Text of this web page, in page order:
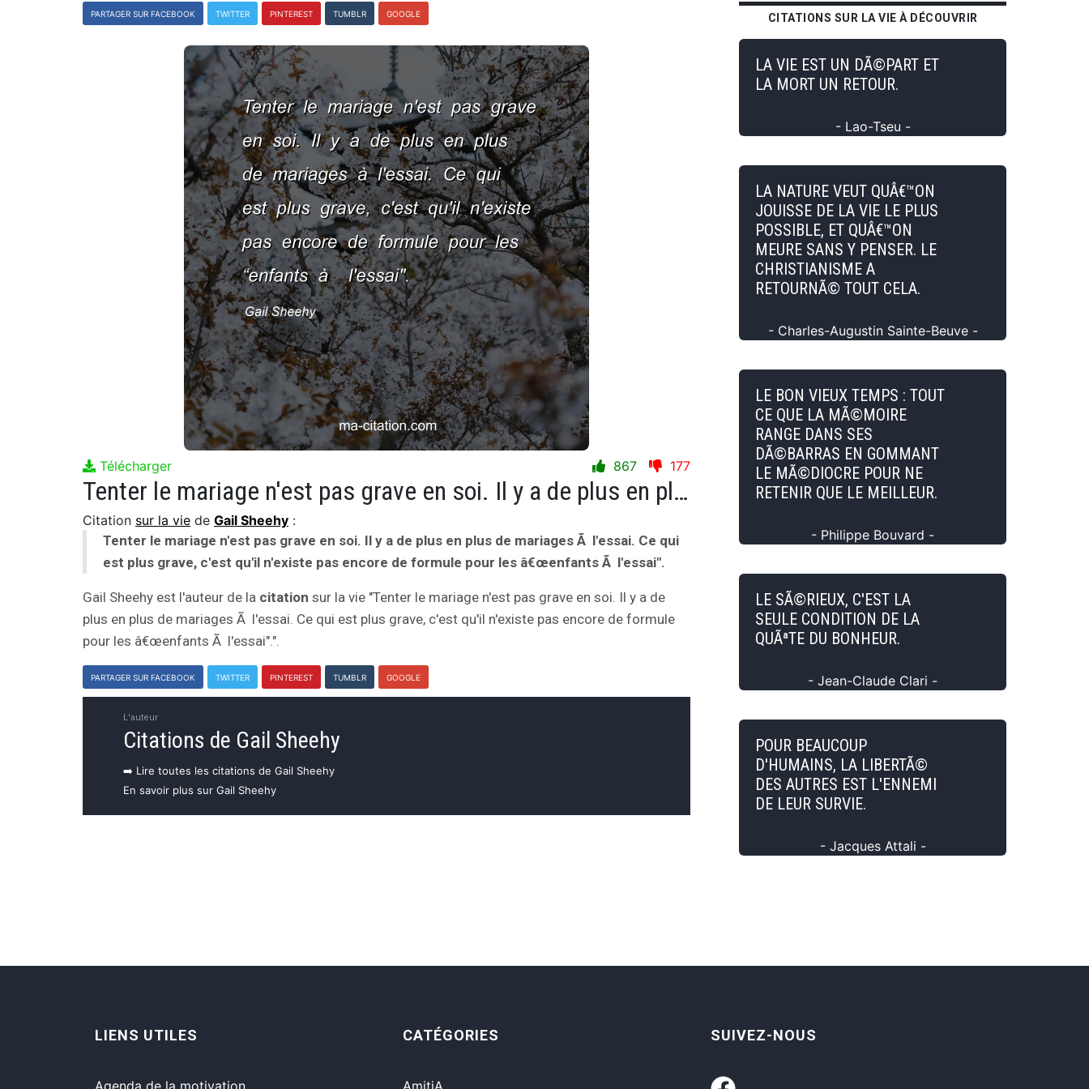
PARTAGER SUR FACEBOOK TWITTER PINTEREST TUMBLR GOOGLE
Télécharger 867 177
Tenter le mariage n'est pas grave en soi. Il y a de plus en plus de mariages Ã l'essai. Ce qui est plus grave, c'est qu'il n'existe pas encore de formule pour les â€œenfants Ã l'essai".
Citation sur la vie de Gail Sheehy :
Tenter le mariage n'est pas grave en soi. Il y a de plus en plus de mariages Ã l'essai. Ce qui
est plus grave, c'est qu'il n'existe pas encore de formule pour les â€œenfants Ã l'essai".
Gail Sheehy est l'auteur de la citation sur la vie "Tenter le mariage n'est pas grave en soi. Il y a de
plus en plus de mariages Ã l'essai. Ce qui est plus grave, c'est qu'il n'existe pas encore de formule
pour les â€œenfants Ã l'essai".".
PARTAGER SUR FACEBOOK TWITTER PINTEREST TUMBLR GOOGLE
L'auteur
Citations de Gail Sheehy
➡️ Lire toutes les citations de Gail Sheehy
En savoir plus sur Gail Sheehy
CITATIONS SUR LA VIE À DÉCOUVRIR
LA VIE EST UN DÃ©PART ET
LA MORT UN RETOUR.
- Lao-Tseu -
LA NATURE VEUT QUÂ€™ON
JOUISSE DE LA VIE LE PLUS
POSSIBLE, ET QUÂ€™ON
MEURE SANS Y PENSER. LE
CHRISTIANISME A
RETOURNÃ© TOUT CELA.
- Charles-Augustin Sainte-Beuve -
LE BON VIEUX TEMPS : TOUT
CE QUE LA MÃ©MOIRE
RANGE DANS SES
DÃ©BARRAS EN GOMMANT
LE MÃ©DIOCRE POUR NE
RETENIR QUE LE MEILLEUR.
- Philippe Bouvard -
LE SÃ©RIEUX, C'EST LA
SEULE CONDITION DE LA
QUÃªTE DU BONHEUR.
- Jean-Claude Clari -
POUR BEAUCOUP
D'HUMAINS, LA LIBERTÃ©
DES AUTRES EST L'ENNEMI
DE LEUR SURVIE.
- Jacques Attali -
LIENS UTILES
Agenda de la motivation
CATÉGORIES
AmitiA
SUIVEZ-NOUS